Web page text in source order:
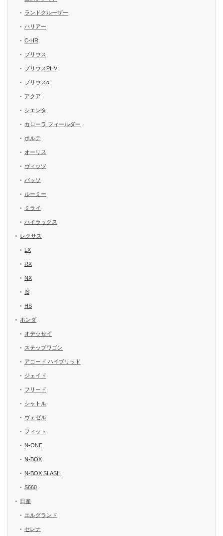
ランドクルーザー
ハリアー
C-HR
プリウス
プリウスPHV
プリウスα
アクア
シエンタ
カローラ フィールダー
ポルテ
オーリス
ヴィッツ
パッソ
ルーミー
ミライ
ハイラックス
レクサス
LX
RX
NX
IS
HS
ホンダ
オデッセイ
ステップワゴン
アコード ハイブリッド
ジェイド
フリード
シャトル
ヴェゼル
フィット
N-ONE
N-BOX
N-BOX SLASH
S660
日産
エルグランド
セレナ